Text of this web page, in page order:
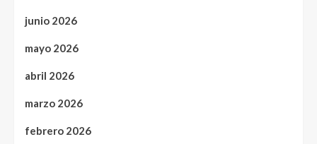
junio 2026
mayo 2026
abril 2026
marzo 2026
febrero 2026